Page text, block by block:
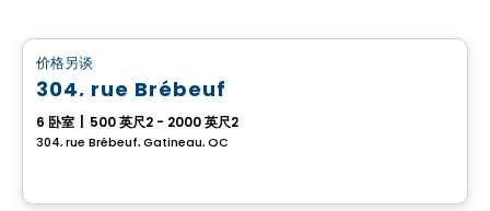
价格另谈
304, rue Brébeuf
6 卧室 500 英尺2 - 2000 英尺2
304, rue Brébeuf, Gatineau, QC